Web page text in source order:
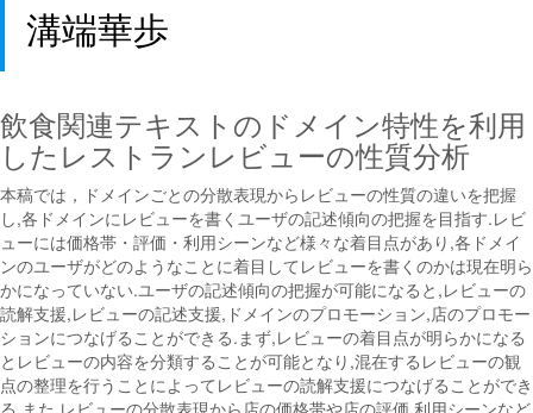
溝端華歩
飲食関連テキストのドメイン特性を利用
したレストランレビューの性質分析
本稿では，ドメインごとの分散表現からレビューの性質の違いを把握
し,各ドメインにレビューを書くユーザの記述傾向の把握を目指す.レビ
ューには価格帯・評価・利用シーンなど様々な着目点があり,各ドメイ
ンのユーザがどのようなことに着目してレビューを書くのかは現在明ら
かになっていない.ユーザの記述傾向の把握が可能になると,レビューの
読解支援,レビューの記述支援,ドメインのプロモーション,店のプロモー
ションにつなげることができる.まず,レビューの着目点が明らかになる
とレビューの内容を分類することが可能となり,混在するレビューの観
点の整理を行うことによってレビューの読解支援につなげることができ
る.また,レビューの分散表現から店の価格帯や店の評価,利用シーンなど